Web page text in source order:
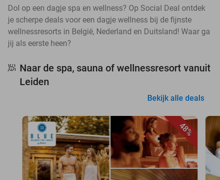
Dol op een dagje spa en wellness? Op Social Deal ontdek
je scherpe deals voor een dagje wellness bij de fijnste
wellnessresorts in België, Nederland en Duitsland! Waar ga
jij als eerste heen?
🧖 Naar de spa, sauna of wellnessresort vanuit
Leiden
Bekijk alle deals
48%